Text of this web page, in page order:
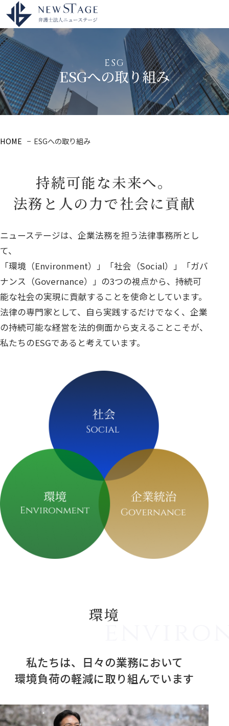
ESG
ESGへの取り組み
HOME − ESGへの取り組み
持続可能な未来へ。
法務と人の力で社会に貢献
ニューステージは、企業法務を担う法律事務所とし
て、
「環境（Environment）」「社会（Social）」「ガバ
ナンス（Governance）」の3つの視点から、持続可
能な社会の実現に貢献することを使命としています。
法律の専門家として、自ら実践するだけでなく、企業
の持続可能な経営を法的側面から支えることこそが、
私たちのESGであると考えています。
環境
私たちは、日々の業務において
環境負荷の軽減に取り組んでいます